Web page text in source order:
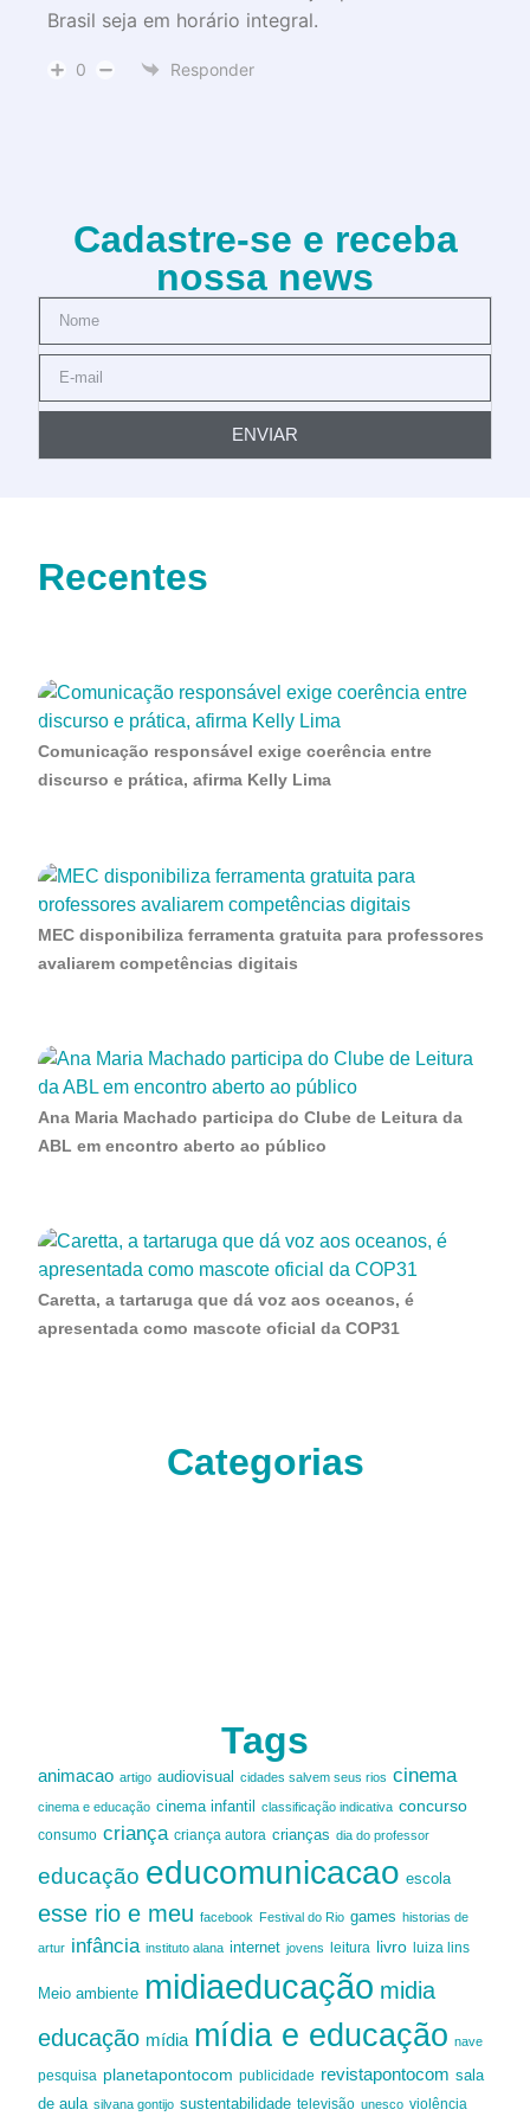
Brasil seja em horário integral.
0 Responder
Cadastre-se e receba
nossa news
ENVIAR
Recentes
Comunicação responsável exige coerência entre
discurso e prática, afirma Kelly Lima
MEC disponibiliza ferramenta gratuita para professores
avaliarem competências digitais
Ana Maria Machado participa do Clube de Leitura da
ABL em encontro aberto ao público
Caretta, a tartaruga que dá voz aos oceanos, é
apresentada como mascote oficial da COP31
Categorias
Tags
animacao artigo audiovisual cidades salvem seus rios cinema
cinema e educação cinema infantil classificação indicativa concurso
consumo criança criança autora crianças dia do professor
educação educomunicacao escola
esse rio e meu facebook Festival do Rio games historias de
artur infância instituto alana internet jovens leitura livro luiza lins
Meio ambiente midiaeducação midia
educação mídia mídia e educação nave
pesquisa planetapontocom publicidade revistapontocom sala
de aula silvana gontijo sustentabilidade televisão unesco violência